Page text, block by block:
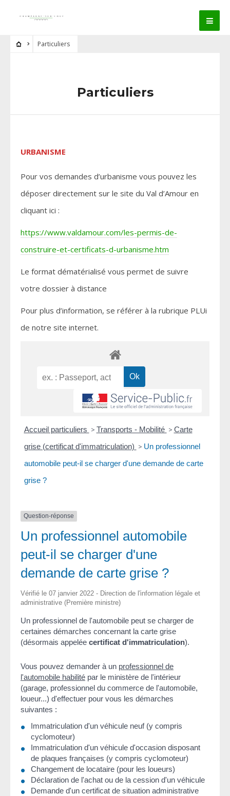
Particuliers
Particuliers
URBANISME
Pour vos demandes d’urbanisme vous pouvez les
déposer directement sur le site du Val d’Amour en
cliquant ici :
https://www.valdamour.com/les-permis-de-
construire-et-certificats-d-urbanisme.htm
Le format dématérialisé vous permet de suivre
votre dossier à distance
Pour plus d’information, se référer à la rubrique PLUi
de notre site internet.
Accueil particuliers > Transports - Mobilité > Carte
grise (certificat d'immatriculation) > Un professionnel
automobile peut-il se charger d'une demande de carte
grise ?
Question-réponse
Un professionnel automobile
peut-il se charger d'une
demande de carte grise ?
Vérifié le 07 janvier 2022 - Direction de l'information légale et
administrative (Première ministre)
Un professionnel de l'automobile peut se charger de
certaines démarches concernant la carte grise
(désormais appelée certificat d'immatriculation).
Vous pouvez demander à un professionnel de
l'automobile habilité par le ministère de l'intérieur
(garage, professionnel du commerce de l'automobile,
loueur...) d'effectuer pour vous les démarches
suivantes :
Immatriculation d'un véhicule neuf (y compris
cyclomoteur)
Immatriculation d'un véhicule d'occasion disposant
de plaques françaises (y compris cyclomoteur)
Changement de locataire (pour les loueurs)
Déclaration de l'achat ou de la cession d'un véhicule
Demande d'un certificat de situation administrative